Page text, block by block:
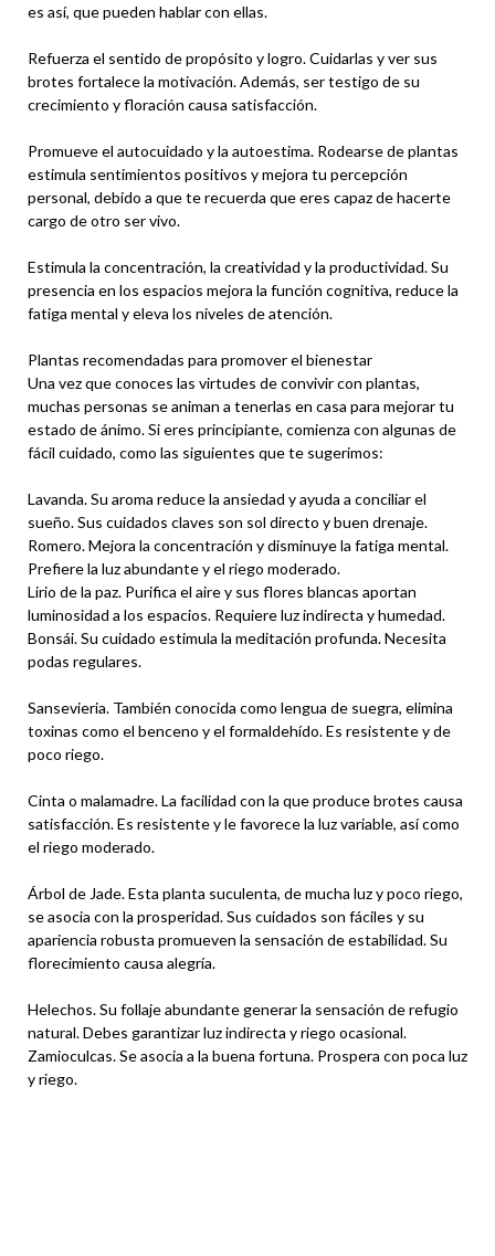
es así, que pueden hablar con ellas.
Refuerza el sentido de propósito y logro. Cuidarlas y ver sus
brotes fortalece la motivación. Además, ser testigo de su
crecimiento y floración causa satisfacción.
Promueve el autocuidado y la autoestima. Rodearse de plantas
estimula sentimientos positivos y mejora tu percepción
personal, debido a que te recuerda que eres capaz de hacerte
cargo de otro ser vivo.
Estimula la concentración, la creatividad y la productividad. Su
presencia en los espacios mejora la función cognitiva, reduce la
fatiga mental y eleva los niveles de atención.
Plantas recomendadas para promover el bienestar
Una vez que conoces las virtudes de convivir con plantas,
muchas personas se animan a tenerlas en casa para mejorar tu
estado de ánimo. Si eres principiante, comienza con algunas de
fácil cuidado, como las siguientes que te sugerimos:
Lavanda. Su aroma reduce la ansiedad y ayuda a conciliar el
sueño. Sus cuidados claves son sol directo y buen drenaje.
Romero. Mejora la concentración y disminuye la fatiga mental.
Prefiere la luz abundante y el riego moderado.
Lirio de la paz. Purifica el aire y sus flores blancas aportan
luminosidad a los espacios. Requiere luz indirecta y humedad.
Bonsái. Su cuidado estimula la meditación profunda. Necesita
podas regulares.
Sansevieria. También conocida como lengua de suegra, elimina
toxinas como el benceno y el formaldehído. Es resistente y de
poco riego.
Cinta o malamadre. La facilidad con la que produce brotes causa
satisfacción. Es resistente y le favorece la luz variable, así como
el riego moderado.
Árbol de Jade. Esta planta suculenta, de mucha luz y poco riego,
se asocia con la prosperidad. Sus cuidados son fáciles y su
apariencia robusta promueven la sensación de estabilidad. Su
florecimiento causa alegría.
Helechos. Su follaje abundante generar la sensación de refugio
natural. Debes garantizar luz indirecta y riego ocasional.
Zamioculcas. Se asocia a la buena fortuna. Prospera con poca luz
y riego.